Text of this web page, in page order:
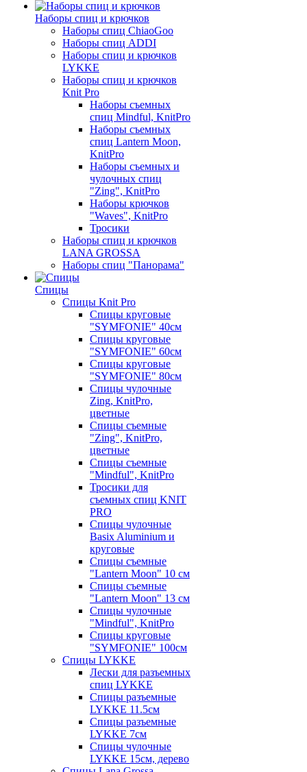
Наборы спиц и крючков
Наборы спиц ChiaoGoo
Наборы спиц ADDI
Наборы спиц и крючков
LYKKE
Наборы спиц и крючков
Knit Pro
Наборы съемных
спиц Mindful, KnitPro
Наборы съемных
спиц Lantern Moon,
KnitPro
Наборы съемных и
чулочных спиц
"Zing", KnitPro
Наборы крючков
"Waves", KnitPro
Тросики
Наборы спиц и крючков
LANA GROSSA
Наборы спиц "Панорама"
Спицы
Спицы Knit Pro
Спицы круговые
"SYMFONIE" 40см
Спицы круговые
"SYMFONIE" 60см
Спицы круговые
"SYMFONIE" 80см
Спицы чулочные
Zing, KnitPro,
цветные
Спицы съемные
"Zing", KnitPro,
цветные
Спицы съемные
"Mindful", KnitPro
Тросики для
съемных спиц KNIT
PRO
Спицы чулочные
Basix Aluminium и
круговые
Спицы съемные
"Lantern Moon" 10 см
Спицы съемные
"Lantern Moon" 13 см
Спицы чулочные
"Mindful", KnitPro
Спицы круговые
"SYMFONIE" 100см
Спицы LYKKE
Лески для разъемных
спиц LYKKE
Спицы разъемные
LYKKE 11.5см
Спицы разъемные
LYKKE 7см
Спицы чулочные
LYKKE 15см, дерево